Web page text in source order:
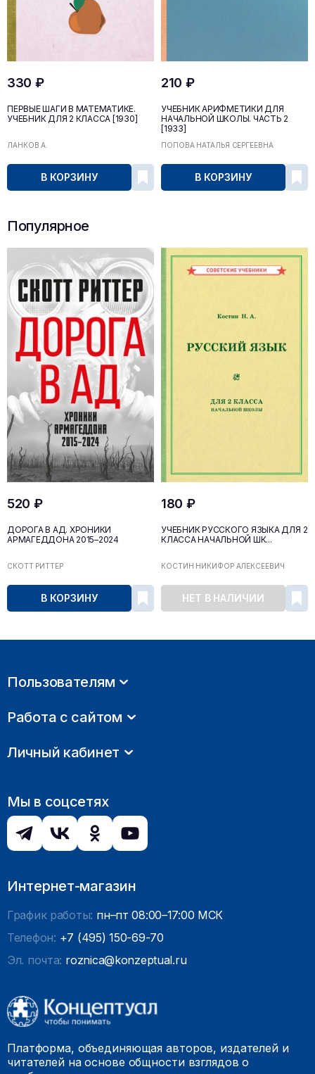
330 ₽
ПЕРВЫЕ ШАГИ В МАТЕМАТИКЕ.
УЧЕБНИК ДЛЯ 2 КЛАССА [1930]
ЛАНКОВ А.
В КОРЗИНУ
210 ₽
УЧЕБНИК АРИФМЕТИКИ ДЛЯ
НАЧАЛЬНОЙ ШКОЛЫ. ЧАСТЬ 2
[1933]
ПОПОВА НАТАЛЬЯ СЕРГЕЕВНА
В КОРЗИНУ
Популярное
520 ₽
ДОРОГА В АД. ХРОНИКИ
АРМАГЕДДОНА 2015–2024
СКОТТ РИТТЕР
В КОРЗИНУ
180 ₽
УЧЕБНИК РУССКОГО ЯЗЫКА ДЛЯ 2
КЛАССА НАЧАЛЬНОЙ ШК...
КОСТИН НИКИФОР АЛЕКСЕЕВИЧ
НЕТ В НАЛИЧИИ
Пользователям
Работа с сайтом
Личный кабинет
Мы в соцсетях
Интернет-магазин
График работы: пн–пт 08:00–17:00 МСК
Телефон: +7 (495) 150-69-70
Эл. почта: roznica@konzeptual.ru
Платформа, объединяющая авторов, издателей и
читателей на основе общности взглядов о